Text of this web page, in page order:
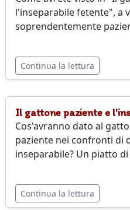
l'inseparabile fetente", a
soprendentemente
Continua la lettura
Il gattone paziente e
Cos'avranno dato al
paziente nei confronti di
inseparabile? Un piatto
Continua la lettura